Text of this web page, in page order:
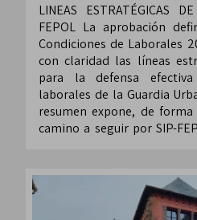
LINEAS ESTRATÉGICAS
FEPOL La aprobación
Condiciones de Laborales
con claridad las líneas
para la defensa
laborales de la Guardia
resumen expone, de
camino a seguir por SIP-